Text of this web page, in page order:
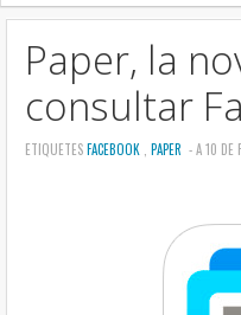
Paper, la
consultar
ETIQUETESFACEBOOK , PAPER - A 10 DE